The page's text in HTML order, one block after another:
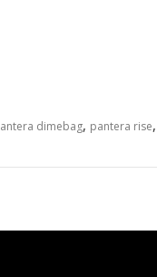
dimebag, pantera rise,